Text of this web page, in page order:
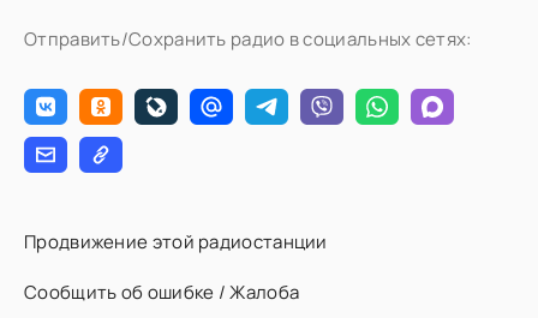
Отправить/Сохранить радио в социальных сетях:
Продвижение этой радиостанции
Сообщить об ошибке / Жалоба